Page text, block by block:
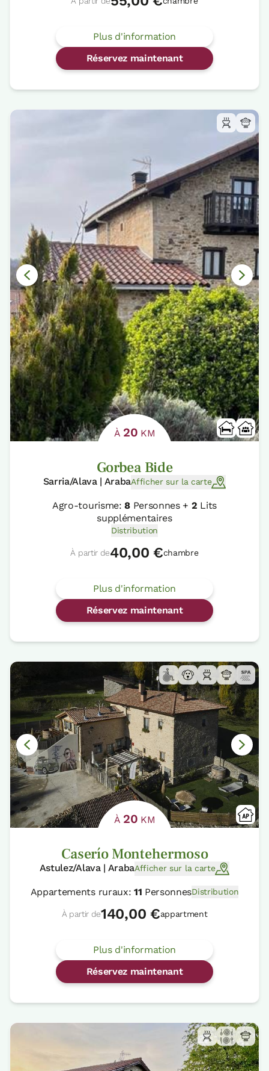
Plus d'information
Réservez maintenant
À 20 KM
Gorbea Bide
Sarria/Alava | ArabaAfficher sur la carte
Agro-tourisme:8Personnes + 2 Lits
supplémentaires
Distribution
À partir de40,00 €chambre
Plus d'information
Réservez maintenant
À 20 KM
Caserío Montehermoso
Astulez/Alava | ArabaAfficher sur la carte
Appartements ruraux: 11 PersonnesDistribution
À partir de140,00 €appartment
Plus d'information
Réservez maintenant